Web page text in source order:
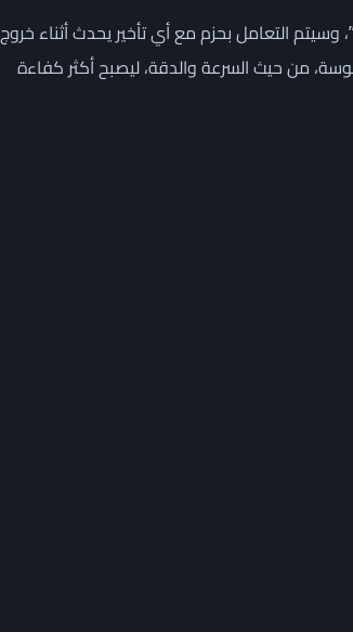
وسيتم التعامل بحزم مع أي تأخير يحدث أثناء خروج
من حيث السرعة والدقة، ليصبح أكثر كفاءة